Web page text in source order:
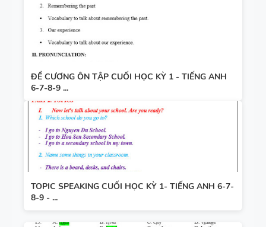
ĐỀ CƯƠNG ÔN TẬP CUỐI HỌC KỲ 1 - TIẾNG ANH
6-7-8-9 ...
TOPIC SPEAKING CUỐI HỌC KỲ 1- TIẾNG ANH 6-7-
8-9 - ...